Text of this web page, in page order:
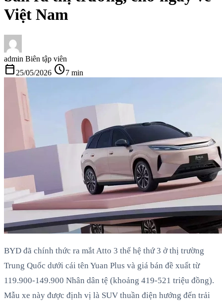
Việt Nam
admin Biên tập viên
calendar_today 25/05/2026 schedule7 min
BYD đã chính thức ra mắt Atto 3 thế hệ thứ 3 ở thị trường
Trung Quốc dưới cái tên Yuan Plus và giá bán đề xuất từ
119.900-149.900 Nhân dân tệ (khoảng 419-521 triệu đồng).
Mẫu xe này được định vị là SUV thuần điện hướng đến trải